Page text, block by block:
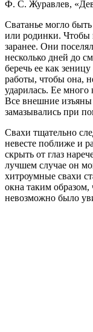
Ф. С. Журавлев,
Сватанье могло
или родинки. Чтобы
заранее. Они
несколько дней до
беречь ее как
работы, чтобы она,
ударилась. Ее
Все внешние
замазывались при
Свахи тщательно
невесте поближе и
скрыть от глаз
лучшем случае он
хитроумные свахи
окна таким
невозможно было